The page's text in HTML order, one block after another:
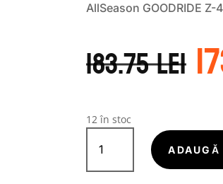
AllSeason GOODRIDE
183.75lei a
12 în stoc
Cantitate
GOODRIDE
ALLSEASON
ADAUGĂ